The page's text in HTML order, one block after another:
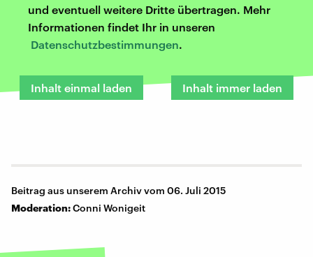
und eventuell weitere Dritte übertragen. Mehr
Informationen findet Ihr in unseren
Datenschutzbestimmungen.
Inhalt einmal laden Inhalt immer laden
Beitrag aus unserem Archiv vom 06. Juli 2015
Moderation:Conni Wonigeit